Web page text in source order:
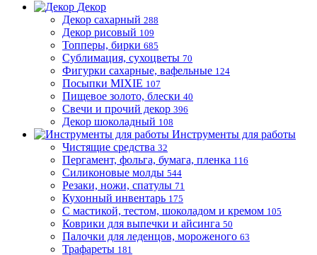
Декор
Декор сахарный 288
Декор рисовый 109
Топперы, бирки 685
Сублимация, сухоцветы 70
Фигурки сахарные, вафельные 124
Посыпки MIXIE 107
Пищевое золото, блески 40
Свечи и прочий декор 396
Декор шоколадный 108
Инструменты для работы
Чистящие средства 32
Пергамент, фольга, бумага, пленка 116
Силиконовые молды 544
Резаки, ножи, спатулы 71
Кухонный инвентарь 175
С мастикой, тестом, шоколадом и кремом 105
Коврики для выпечки и айсинга 50
Палочки для леденцов, мороженого 63
Трафареты 181